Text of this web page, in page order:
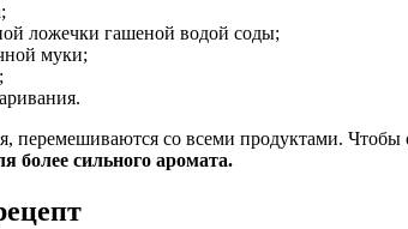
ложечки гашеной водой соды;
муки;
перемешиваются со всеми продуктами.
более сильного аромата.